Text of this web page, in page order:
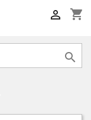
shopping_cart

